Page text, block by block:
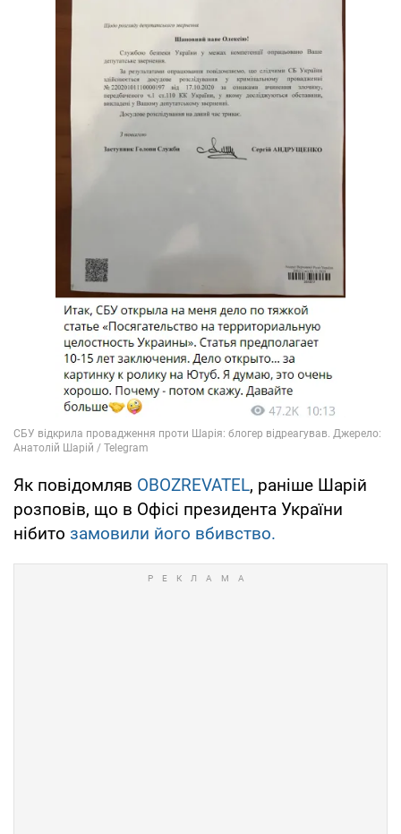
Як повідомляв OBOZREVATEL, раніше Шарій
розповів, що в Офісі президента України
нібито замовили його вбивство.